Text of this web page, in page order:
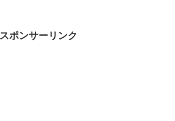
スポンサーリンク